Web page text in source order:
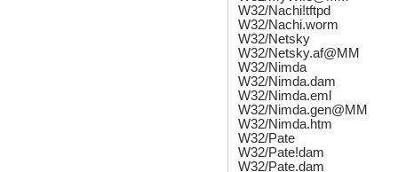
W32/Nachi!tftpd
W32/Nachi.worm
W32/Netsky
W32/Netsky.af@MM
W32/Nimda
W32/Nimda.dam
W32/Nimda.eml
W32/Nimda.gen@MM
W32/Nimda.htm
W32/Pate
W32/Pate!dam
W32/Pate.dam